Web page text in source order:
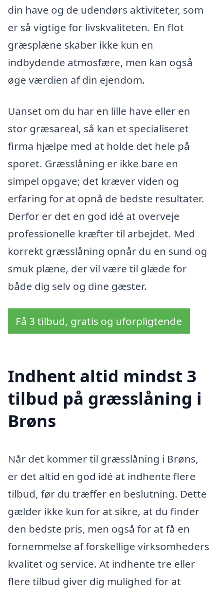
din have og de udendørs aktiviteter, som
er så vigtige for livskvaliteten. En flot
græsplæne skaber ikke kun en
indbydende atmosfære, men kan også
øge værdien af din ejendom.
Uanset om du har en lille have eller en
stor græsareal, så kan et specialiseret
firma hjælpe med at holde det hele på
sporet. Græsslåning er ikke bare en
simpel opgave; det kræver viden og
erfaring for at opnå de bedste resultater.
Derfor er det en god idé at overveje
professionelle kræfter til arbejdet. Med
korrekt græsslåning opnår du en sund og
smuk plæne, der vil være til glæde for
både dig selv og dine gæster.
Få 3 tilbud, gratis og uforpligtende
Indhent altid mindst 3
tilbud på græsslåning i
Brøns
Når det kommer til græsslåning i Brøns,
er det altid en god idé at indhente flere
tilbud, før du træffer en beslutning. Dette
gælder ikke kun for at sikre, at du finder
den bedste pris, men også for at få en
fornemmelse af forskellige virksomheders
kvalitet og service. At indhente tre eller
flere tilbud giver dig mulighed for at